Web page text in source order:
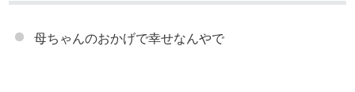
母ちゃんのおかげで幸せなんやで